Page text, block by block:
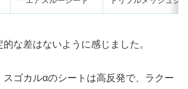
な差はないように感じました。
スゴカルαのシートは高反発で、ラクー